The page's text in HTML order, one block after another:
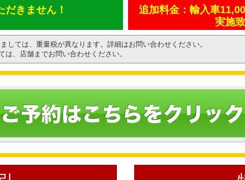
だきません！
追加料金：輸入車
実施
しては、重量税が異なります。詳細はお問い合わせください。
、店舗までお問い合わせください。